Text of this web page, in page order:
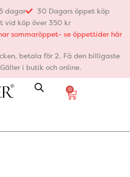
dagar
30 Dagars öppet köp
vid köp över 350 kr
sommaröppet- se öppettider här
betala för 2. Få den billigaste
i butik och online.
0
Varukorg